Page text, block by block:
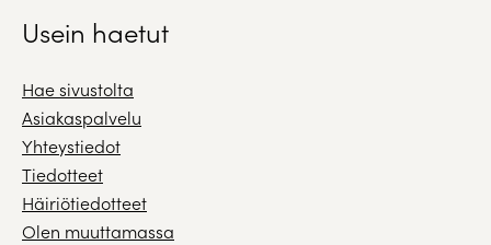
Usein haetut
Hae sivustolta
Asiakaspalvelu
Yhteystiedot
Tiedotteet
Häiriötiedotteet
Olen muuttamassa